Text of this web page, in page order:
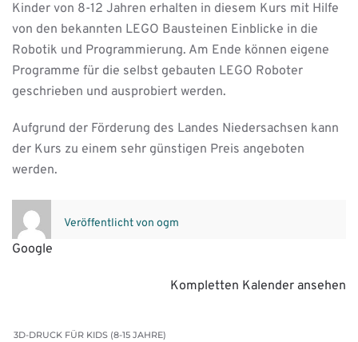
Kinder von 8-12 Jahren erhalten in diesem Kurs mit Hilfe
von den bekannten LEGO Bausteinen Einblicke in die
Robotik und Programmierung. Am Ende können eigene
Programme für die selbst gebauten LEGO Roboter
geschrieben und ausprobiert werden.
Aufgrund der Förderung des Landes Niedersachsen kann
der Kurs zu einem sehr günstigen Preis angeboten
werden.
Veröffentlicht von ogm
Google
Kompletten Kalender ansehen
3D-DRUCK FÜR KIDS (8-15 JAHRE)